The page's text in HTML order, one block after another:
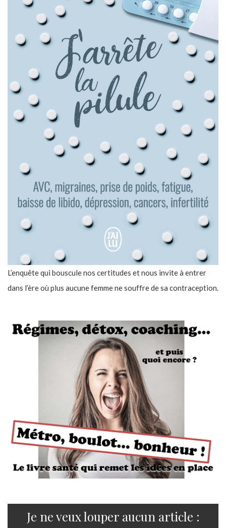
L’enquête qui bouscule nos certitudes et nous invite à entrer
dans l’ère où plus aucune femme ne souffre de sa contraception.
Je ne veux louper aucun article :